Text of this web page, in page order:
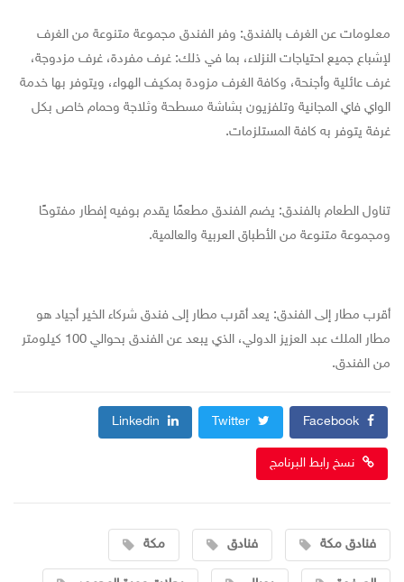
معلومات عن الغرف بالفندق: وفر الفندق مجموعة متنوعة من الغرف
لإشباع جميع احتياجات النزلاء، بما في ذلك: غرف مفردة، غرف مزدوجة،
غرف عائلية وأجنحة، وكافة الغرف مزودة بمكيف الهواء، ويتوفر بها خدمة
الواي فاي المجانية وتلفزيون بشاشة مسطحة وثلاجة وحمام خاص بكل
غرفة يتوفر به كافة المستلزمات.
تناول الطعام بالفندق: يضم الفندق مطعمًا يقدم بوفيه إفطار مفتوحًا
ومجموعة متنوعة من الأطباق العربية والعالمية.
أقرب مطار إلى الفندق: يعد أقرب مطار إلى فندق شركاء الخير أجياد هو
مطار الملك عبد العزيز الدولي، الذي يبعد عن الفندق بحوالي 100 كيلومتر
من الفندق.
نسخ رابط البرنامج
فنادق مكة فنادق مكة